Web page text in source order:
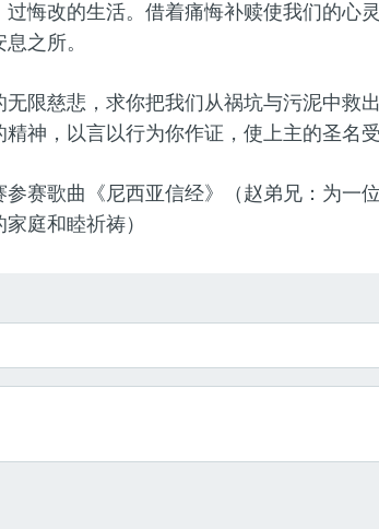
悔改的生活。借着痛悔补赎使我们的心
之所。
无限慈悲，求你把我们从祸坑与污泥中救
神，以言以行为你作证，使上主的圣名
参赛歌曲《尼西亚信经》（赵弟兄：为一
庭和睦祈祷）